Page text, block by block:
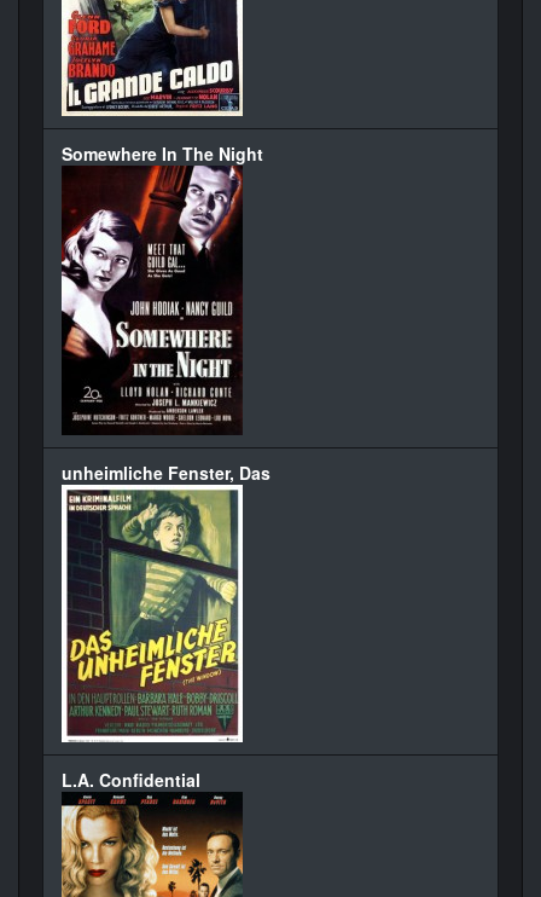
Somewhere In The Night
unheimliche Fenster, Das
L.A. Confidential